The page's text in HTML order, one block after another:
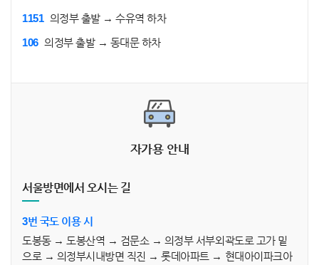
1151 의정부 출발 → 수유역 하차
106 의정부 출발 → 동대문 하차
자가용 안내
서울방면에서 오시는 길
3번 국도 이용 시
도봉동 → 도봉산역 → 검문소 → 의정부 서부외곽도로 고가 밑
으로 → 의정부시내방면 직진 → 롯데아파트 → 현대아이파크아